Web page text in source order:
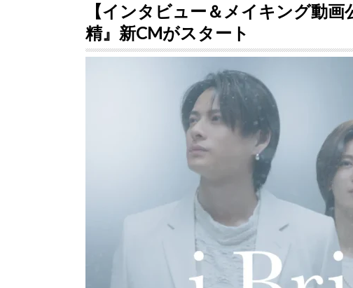
【インタビュー＆メイキング動
精』新CMがスタート